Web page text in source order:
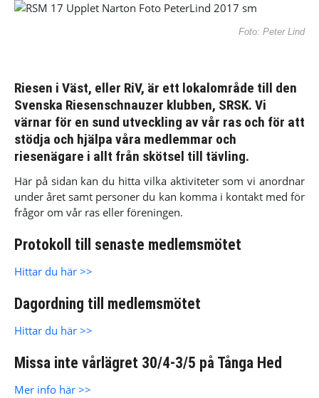
Foto: Peter Lind
Riesen i Väst, eller RiV, är ett lokalområde till den
Svenska Riesenschnauzer klubben, SRSK. Vi
värnar för en sund utveckling av vår ras och för att
stödja och hjälpa våra medlemmar och
riesenägare i allt från skötsel till tävling.
Här på sidan kan du hitta vilka aktiviteter som vi anordnar
under året samt personer du kan komma i kontakt med för
frågor om vår ras eller föreningen.
Protokoll till senaste medlemsmötet
Hittar du här >>
Dagordning till medlemsmötet
Hittar du här >>
Missa inte vårlägret 30/4-3/5 på Tånga Hed
Mer info här >>